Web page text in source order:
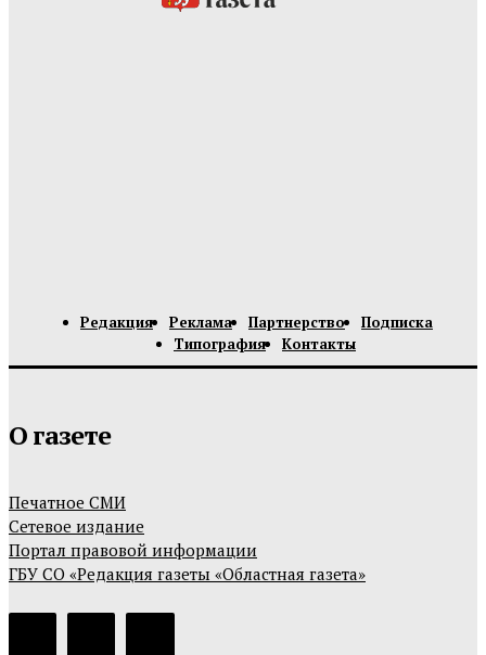
Редакция Реклама Партнерство
Подписка
Типография
Контакты
О газете
Печатное СМИ
Сетевое издание
Портал правовой информации
ГБУ СО «Редакция газеты «Областная газета»